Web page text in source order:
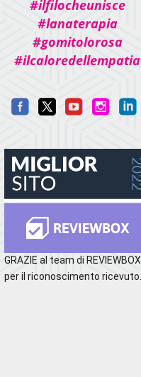
#ilfilocheunisce
#lanaterapia
#gomitolorosa
#ilcaloredellempatia
GRAZIE al team di REVIEWBOX
per il riconoscimento ricevuto.